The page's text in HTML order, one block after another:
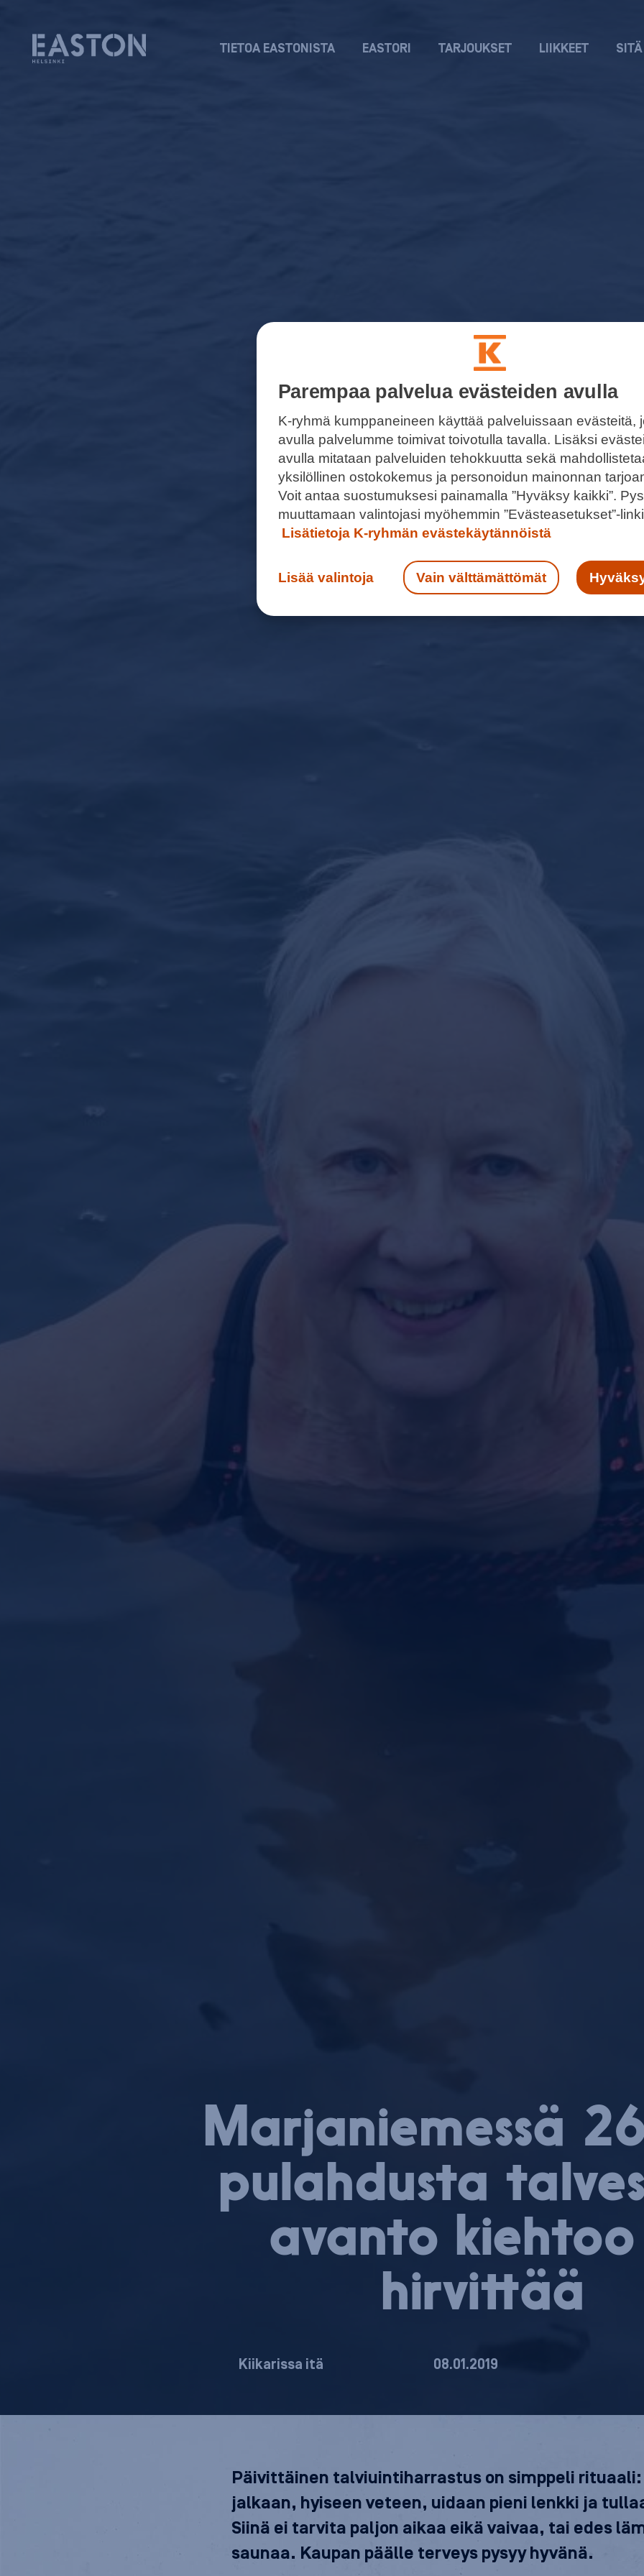
TIETOA EASTONISTA EASTORI TARJOUKSET LIIKKEET
Mar­ja­nie­mes­sä
pulahdusta
avanto
hirvittää
Kiikarissa itä 08.01.2019
Päivittäinen talviuintiharrastus on simppeli
jalkaan, hyiseen veteen, uidaan pieni lenkki ja
Siinä ei tarvita paljon aikaa eikä vaivaa, tai edes
saunaa. Kaupan päälle terveys pysyy hyvänä.
Parempaa palvelua evästeiden avulla
K-ryhmä kumppaneineen käyttää palveluissaan evästeitä,
avulla palvelumme toimivat toivotulla tavalla. Lisäksi
avulla mitataan palveluiden tehokkuutta sekä
yksilöllinen ostokokemus ja personoidun mainonnan
Voit antaa suostumuksesi painamalla ”Hyväksy kaikki”.
muuttamaan valintojasi myöhemmin ”Evästeasetukset”-
Lisätietoja K-ryhmän evästekäytännöistä
Lisää valintoja Vain välttämättömät